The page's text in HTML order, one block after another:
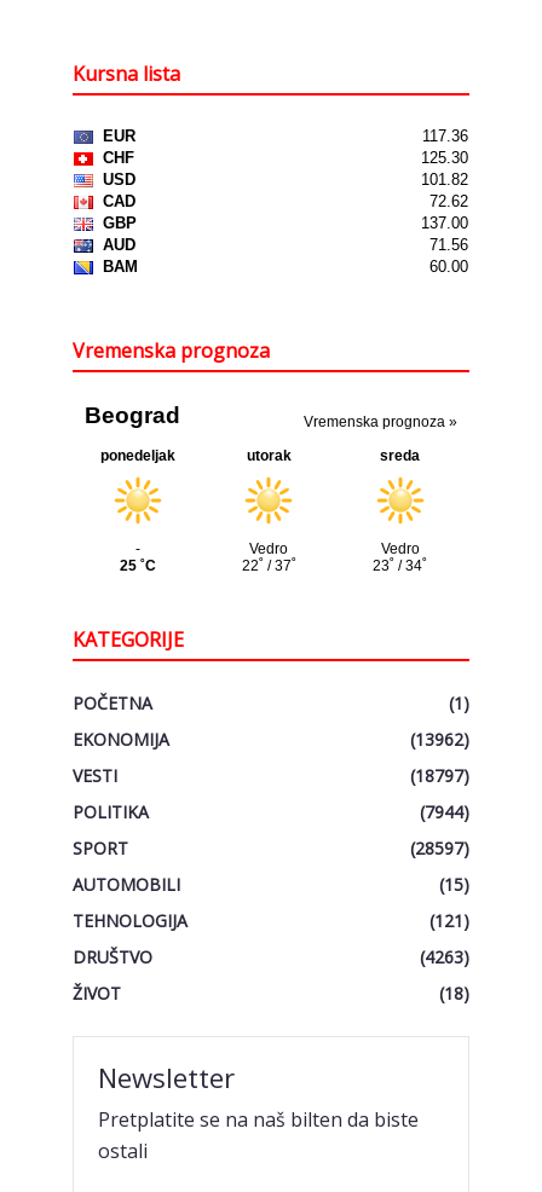
Kursna lista
Vremenska prognoza
KATEGORIJE
POČETNA
(1)
EKONOMIJA
(13962)
VESTI
(18797)
POLITIKA
(7944)
SPORT
(28597)
AUTOMOBILI
(15)
TEHNOLOGIJA
(121)
DRUŠTVO
(4263)
ŽIVOT
(18)
Newsletter
Pretplatite se na naš bilten da biste
ostali